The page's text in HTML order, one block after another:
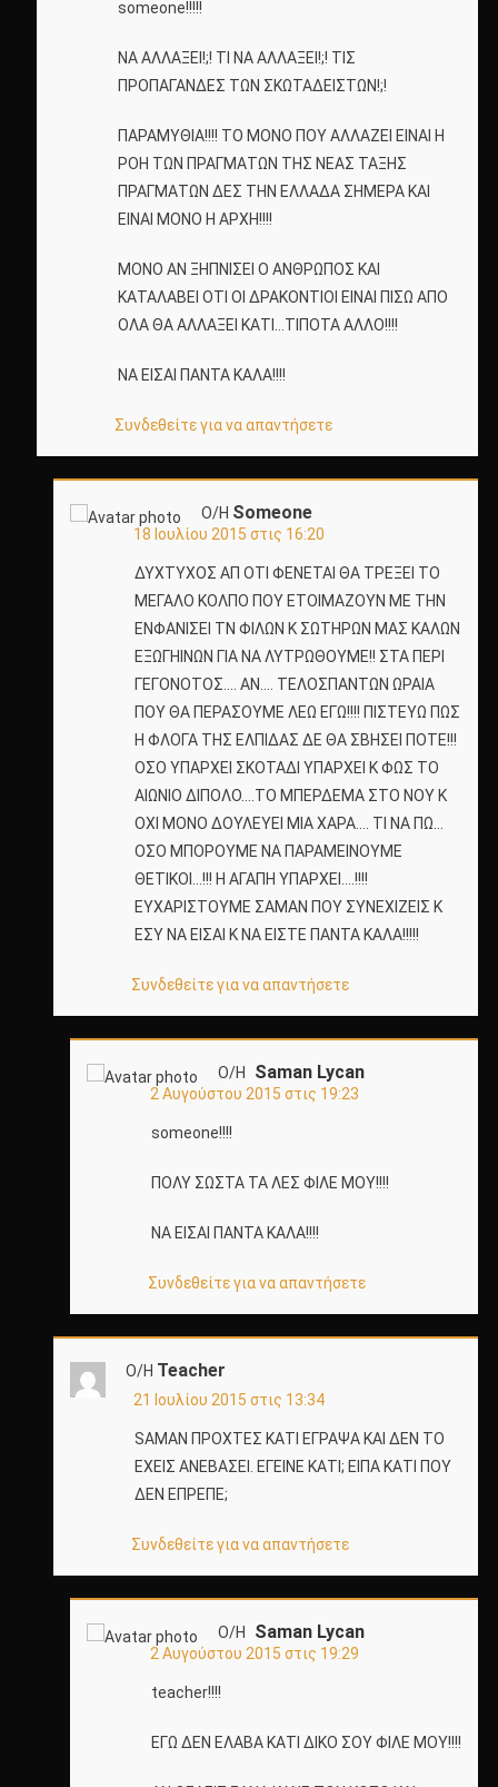
someone!!!!!
ΝΑ ΑΛΛΑΞΕΙ!;! ΤΙ ΝΑ ΑΛΛΑΞΕΙ!;! ΤΙΣ
ΠΡΟΠΑΓΑΝΔΕΣ ΤΩΝ ΣΚΩΤΑΔΕΙΣΤΩΝ!;!
ΠΑΡΑΜΥΘΙΑ!!!! ΤΟ ΜΟΝΟ ΠΟΥ ΑΛΛΑΖΕΙ ΕΙΝΑΙ Η
ΡΟΗ ΤΩΝ ΠΡΑΓΜΑΤΩΝ ΤΗΣ ΝΕΑΣ ΤΑΞΗΣ
ΠΡΑΓΜΑΤΩΝ ΔΕΣ ΤΗΝ ΕΛΛΑΔΑ ΣΗΜΕΡΑ ΚΑΙ
ΕΙΝΑΙ ΜΟΝΟ Η ΑΡΧΗ!!!!
ΜΟΝΟ ΑΝ ΞΗΠΝΙΣΕΙ Ο ΑΝΘΡΩΠΟΣ ΚΑΙ
ΚΑΤΑΛΑΒΕΙ ΟΤΙ ΟΙ ΔΡΑΚΟΝΤΙΟΙ ΕΙΝΑΙ ΠΙΣΩ ΑΠΟ
ΟΛΑ ΘΑ ΑΛΛΑΞΕΙ ΚΑΤΙ…ΤΙΠΟΤΑ ΑΛΛΟ!!!!
ΝΑ ΕΙΣΑΙ ΠΑΝΤΑ ΚΑΛΑ!!!!
Συνδεθείτε για να απαντήσετε
Ο/Η Someone
18 Ιουλίου 2015 στις 16:20
ΔΥΧΤΥΧΟΣ ΑΠ ΟΤΙ ΦΕΝΕΤΑΙ ΘΑ ΤΡΕΞΕΙ ΤΟ
ΜΕΓΑΛΟ ΚΟΛΠΟ ΠΟΥ ΕΤΟΙΜΑΖΟΥΝ ΜΕ ΤΗΝ
ΕΝΦΑΝΙΣΕΙ ΤΝ ΦΙΛΩΝ Κ ΣΩΤΗΡΩΝ ΜΑΣ ΚΑΛΩΝ
ΕΞΩΓΗΙΝΩΝ ΓΙΑ ΝΑ ΛΥΤΡΩΘΟΥΜΕ!! ΣΤΑ ΠΕΡΙ
ΓΕΓΟΝΟΤΟΣ…. ΑΝ…. ΤΕΛΟΣΠΑΝΤΩΝ ΩΡΑΙΑ
ΠΟΥ ΘΑ ΠΕΡΑΣΟΥΜΕ ΛΕΩ ΕΓΩ!!!! ΠΙΣΤΕΥΩ ΠΩΣ
Η ΦΛΟΓΑ ΤΗΣ ΕΛΠΙΔΑΣ ΔΕ ΘΑ ΣΒΗΣΕΙ ΠΟΤΕ!!!
ΟΣΟ ΥΠΑΡΧΕΙ ΣΚΟΤΑΔΙ ΥΠΑΡΧΕΙ Κ ΦΩΣ ΤΟ
ΑΙΩΝΙΟ ΔΙΠΟΛΟ….ΤΟ ΜΠΕΡΔΕΜΑ ΣΤΟ ΝΟΥ Κ
ΟΧΙ ΜΟΝΟ ΔΟΥΛΕΥΕΙ ΜΙΑ ΧΑΡΑ…. ΤΙ ΝΑ ΠΩ…
ΟΣΟ ΜΠΟΡΟΥΜΕ ΝΑ ΠΑΡΑΜΕΙΝΟΥΜΕ
ΘΕΤΙΚΟΙ…!!! Η ΑΓΑΠΗ ΥΠΑΡΧΕΙ….!!!!
ΕΥΧΑΡΙΣΤΟΥΜΕ ΣΑΜΑΝ ΠΟΥ ΣΥΝΕΧΙΖΕΙΣ Κ
ΕΣΥ ΝΑ ΕΙΣΑΙ Κ ΝΑ ΕΙΣΤΕ ΠΑΝΤΑ ΚΑΛΑ!!!!!
Συνδεθείτε για να απαντήσετε
Ο/Η Saman Lycan
2 Αυγούστου 2015 στις 19:23
someone!!!!
ΠΟΛΥ ΣΩΣΤΑ ΤΑ ΛΕΣ ΦΙΛΕ ΜΟΥ!!!!
ΝΑ ΕΙΣΑΙ ΠΑΝΤΑ ΚΑΛΑ!!!!
Συνδεθείτε για να απαντήσετε
Ο/Η Teacher
21 Ιουλίου 2015 στις 13:34
SAMAN ΠΡΟΧΤΕΣ ΚΑΤΙ ΕΓΡΑΨΑ ΚΑΙ ΔΕΝ ΤΟ
ΕΧΕΙΣ ΑΝΕΒΑΣΕΙ. ΕΓΕΙΝΕ ΚΑΤΙ; ΕΙΠΑ ΚΑΤΙ ΠΟΥ
ΔΕΝ ΕΠΡΕΠΕ;
Συνδεθείτε για να απαντήσετε
Ο/Η Saman Lycan
2 Αυγούστου 2015 στις 19:29
teacher!!!!
ΕΓΩ ΔΕΝ ΕΛΑΒΑ ΚΑΤΙ ΔΙΚΟ ΣΟΥ ΦΙΛΕ ΜΟΥ!!!!